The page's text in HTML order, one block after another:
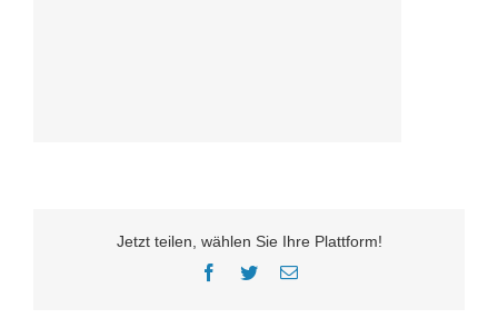
Jetzt teilen, wählen Sie Ihre Plattform!
Facebook
TwitterE-